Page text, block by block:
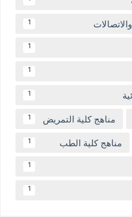
1
1
1
1
مناهج كلية التمريض 1
مناهج كلية الطب 1
1
1